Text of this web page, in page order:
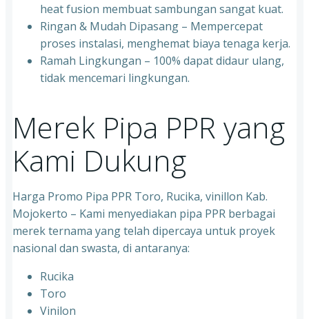
heat fusion membuat sambungan sangat kuat.
⁠Ringan & Mudah Dipasang – Mempercepat
proses instalasi, menghemat biaya tenaga kerja.
⁠Ramah Lingkungan – 100% dapat didaur ulang,
tidak mencemari lingkungan.
Merek Pipa PPR yang
Kami Dukung
Harga Promo Pipa PPR Toro, Rucika, vinillon Kab.
Mojokerto – Kami menyediakan pipa PPR berbagai
merek ternama yang telah dipercaya untuk proyek
nasional dan swasta, di antaranya:
Rucika
⁠Toro
⁠Vinilon